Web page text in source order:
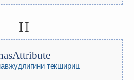
H
текшириш